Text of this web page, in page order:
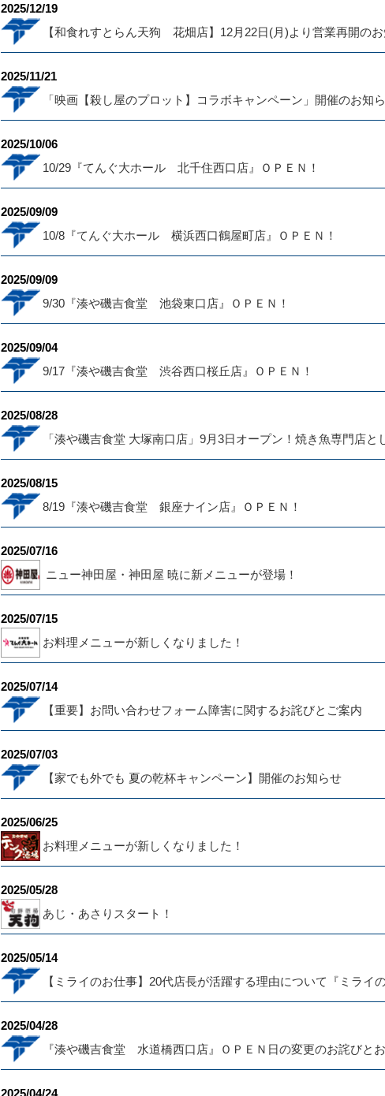
2025/12/19
【和食れすとらん天狗 花畑店】12月22日(月)より営業再開の
2025/11/21
「映画【殺し屋のプロット】コラボキャンペーン」開催のお知
2025/10/06
10/29『てんぐ大ホール 北千住西口店』ＯＰＥＮ！
2025/09/09
10/8『てんぐ大ホール 横浜西口鶴屋町店』ＯＰＥＮ！
2025/09/09
9/30『湊や磯吉食堂 池袋東口店』ＯＰＥＮ！
2025/09/04
9/17『湊や磯吉食堂 渋谷西口桜丘店』ＯＰＥＮ！
2025/08/28
「湊や磯吉食堂 大塚南口店」9月3日オープン！焼き魚専門店と
2025/08/15
8/19『湊や磯吉食堂 銀座ナイン店』ＯＰＥＮ！
2025/07/16
ニュー神田屋・神田屋 暁に新メニューが登場！
2025/07/15
お料理メニューが新しくなりました！
2025/07/14
【重要】お問い合わせフォーム障害に関するお詫びとご案内
2025/07/03
【家でも外でも 夏の乾杯キャンペーン】開催のお知らせ
2025/06/25
お料理メニューが新しくなりました！
2025/05/28
あじ・あさりスタート！
2025/05/14
【ミライのお仕事】20代店長が活躍する理由について『ミライ
2025/04/28
『湊や磯吉食堂 水道橋西口店』ＯＰＥＮ日の変更のお詫びと